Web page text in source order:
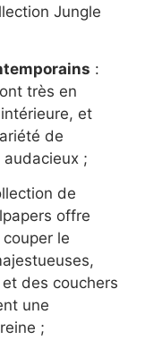
Jungle
:
très en
et
de
;
de
offre
le
des couchers
une
;